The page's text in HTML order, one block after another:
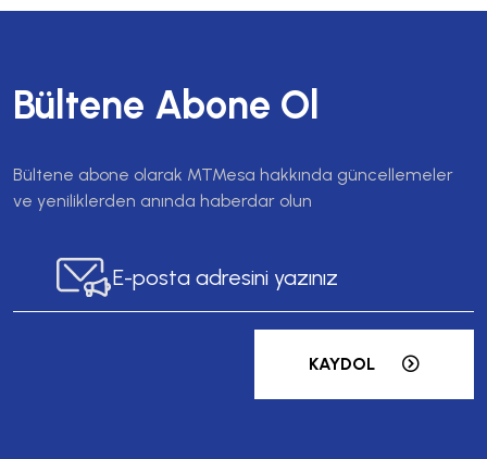
Bültene Abone Ol
Bültene abone olarak MTMesa hakkında güncellemeler
ve yeniliklerden anında haberdar olun
KAYDOL